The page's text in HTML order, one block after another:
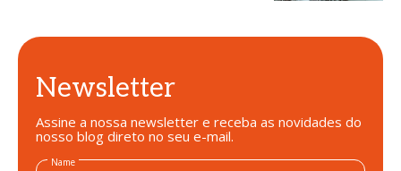
Newsletter
Assine a nossa newsletter e receba as novidades do
nosso blog direto no seu e-mail.
Name